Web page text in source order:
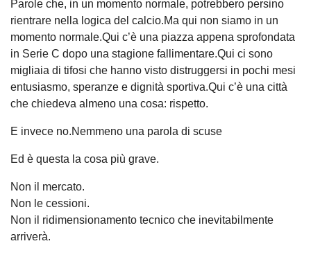
Parole che, in un momento normale, potrebbero persino
rientrare nella logica del calcio.Ma qui non siamo in un
momento normale.Qui c’è una piazza appena sprofondata
in Serie C dopo una stagione fallimentare.Qui ci sono
migliaia di tifosi che hanno visto distruggersi in pochi mesi
entusiasmo, speranze e dignità sportiva.Qui c’è una città
che chiedeva almeno una cosa: rispetto.
E invece no.Nemmeno una parola di scuse
Ed è questa la cosa più grave.
Non il mercato.
Non le cessioni.
Non il ridimensionamento tecnico che inevitabilmente
arriverà.